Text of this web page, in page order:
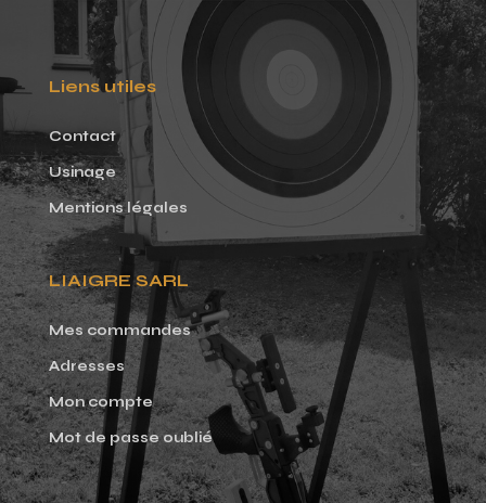
Liens utiles
Contact
Usinage
Mentions légales
LIAIGRE SARL
Mes commandes
Adresses
Mon compte
Mot de passe oublié